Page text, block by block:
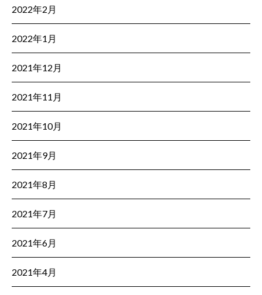
2022年2月
2022年1月
2021年12月
2021年11月
2021年10月
2021年9月
2021年8月
2021年7月
2021年6月
2021年4月